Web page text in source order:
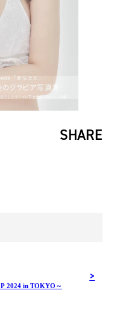
SHARE
2024 in TOKYO～